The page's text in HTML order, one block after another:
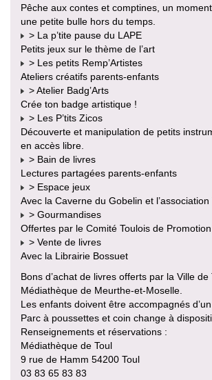
Pêche aux contes et comptines, un
une petite bulle hors du temps.
> La p’tite pause du LAPE
Petits jeux sur le thème de l’art
> Les petits Remp’Artistes
Ateliers créatifs parents-enfants
> Atelier Badg’Arts
Crée ton badge artistique !
> Les P’tits Zicos
Découverte et manipulation de petits
en accès libre.
> Bain de livres
Lectures partagées parents-enfants
> Espace jeux
Avec la Caverne du Gobelin et
> Gourmandises
Offertes par le Comité Toulois de
> Vente de livres
Avec la Librairie Bossuet
Bons d’achat de livres offerts par la Ville de
Médiathèque de Meurthe-et-Moselle.
Les enfants doivent être accompagnés d’un
Parc à poussettes et coin change à
Renseignements et réservations :
Médiathèque de Toul
9 rue de Hamm 54200 Toul
03 83 65 83 83